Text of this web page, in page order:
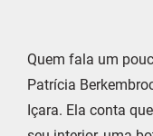
Quem fala um
Patrícia
Içara. Ela conta